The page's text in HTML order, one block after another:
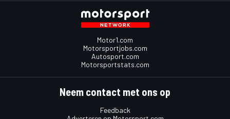
Motor1.com
Motorsportjobs.com
Autosport.com
Motorsportstats.com
Neem contact met ons op
Feedback